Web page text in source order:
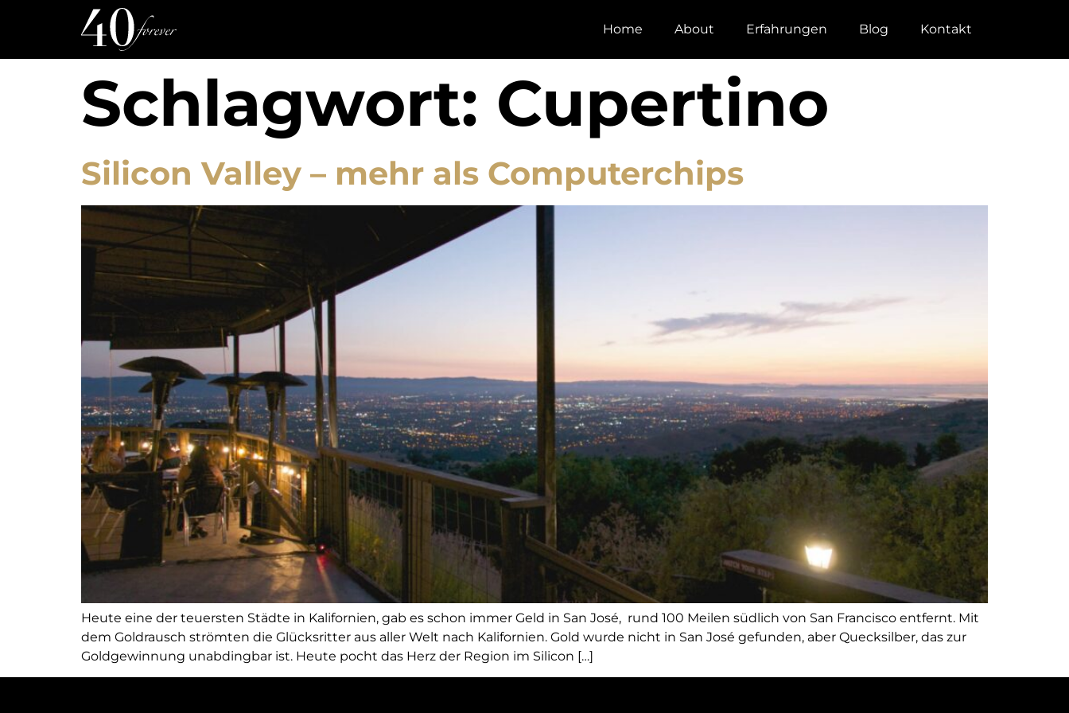
Home About Erfahrungen Blog Kontakt
Schlagwort: Cupertino
Silicon Valley – mehr als Computerchips
Heute eine der teuersten Städte in Kalifornien, gab es schon immer Geld in San José, rund 100 Meilen südlich von San Francisco entfernt. Mit
dem Goldrausch strömten die Glücksritter aus aller Welt nach Kalifornien. Gold wurde nicht in San José gefunden, aber Quecksilber, das zur
Goldgewinnung unabdingbar ist. Heute pocht das Herz der Region im Silicon […]